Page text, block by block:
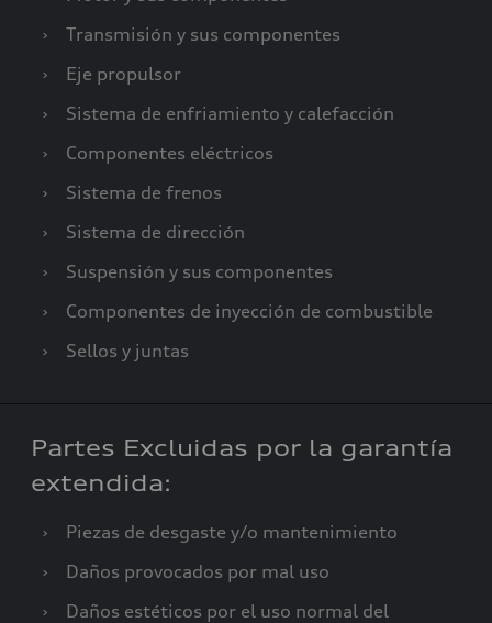
›
Transmisión y sus componentes
›
Eje propulsor
›
Sistema de enfriamiento y calefacción
›
Componentes eléctricos
›
Sistema de frenos
›
Sistema de dirección
›
Suspensión y sus componentes
›
Componentes de inyección de combustible
›
Sellos y juntas
Partes Excluidas por la garantía
extendida:
›
Piezas de desgaste y/o mantenimiento
›
Daños provocados por mal uso
›
Daños estéticos por el uso normal del